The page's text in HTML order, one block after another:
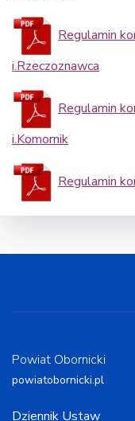
Regulamin
i.Rzeczoznawca
Regulamin
i.Komornik
Regulamin
Powiat Obornicki
powiatobornicki.pl
Dziennik Ustaw